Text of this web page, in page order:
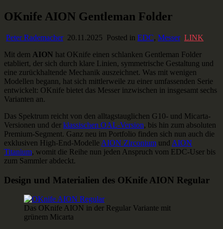
Skip
to
Ausstaffiert
Gear und Gadgets zum Verlieben
OKnife AION Gentleman Folder
Peter Rademacher 20.11.2025 Posted in EDC, Messer LINK
Mit dem AION hat OKnife einen schlanken Gentleman Folder
etabliert, der sich durch klare Linien, symmetrische Gestaltung und
eine zurückhaltende Mechanik auszeichnet. Was mit wenigen
Modellen begann, hat sich mittlerweile zu einer umfassenden Serie
entwickelt: OKnife bietet das Messer inzwischen in insgesamt sechs
Varianten an.
Das Spektrum reicht von den alltagstauglichen G10- und Micarta-
Versionen und der klassischen OAL-Version, bis hin zum absoluten
Premium-Segment. Ganz neu im Portfolio finden sich nun auch die
exklusiven High-End-Modelle AION Zirconium und AION
Titanium, womit die Reihe nun jeden Anspruch vom EDC-User bis
zum Sammler abdeckt.
Design und Materialien des OKnife AION Regular
Das OKnife AION in der Regular Variante mit
grünem Micarta